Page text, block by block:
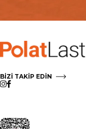
BİZİ TAKİP EDİN